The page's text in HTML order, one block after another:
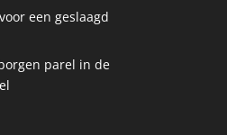
een geslaagd
parel in de